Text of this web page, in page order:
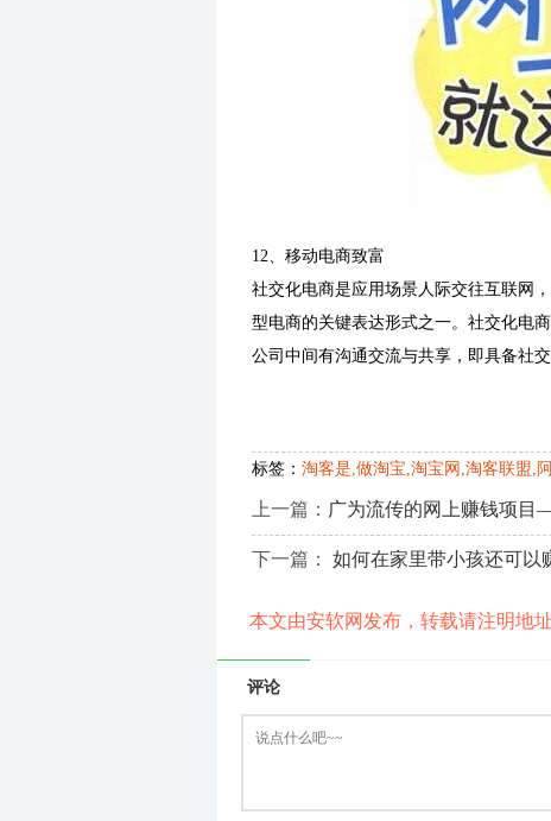
12、移动电商致富
社交化电商是应用场景人际交往互联网
型电商的关键表达形式之一。社交化电
公司中间有沟通交流与共享，即具备社
标签： 淘客是,做淘宝,淘宝网,淘客联盟,
上一篇： 广为流传的网上赚钱项目
下一篇： 如何在家里带小孩还可以
本文由安软网发布，转载请注明地址
评论